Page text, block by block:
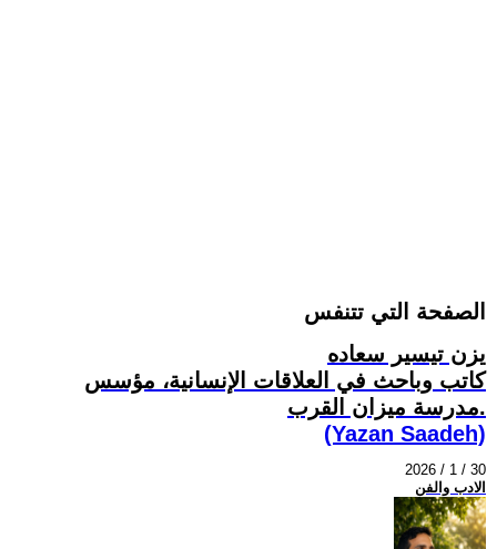
الصفحة التي تتنفس
يزن تيسير سعاده
كاتب وباحث في العلاقات الإنسانية، مؤسس
مدرسة ميزان القرب.
(Yazan Saadeh)
2026 / 1 / 30
الادب والفن